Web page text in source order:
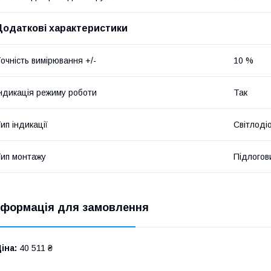
характеристики
вимірювання +/- 10 %
режиму роботи Так
індикації
монтажу
для замовлення
40 511 ₴